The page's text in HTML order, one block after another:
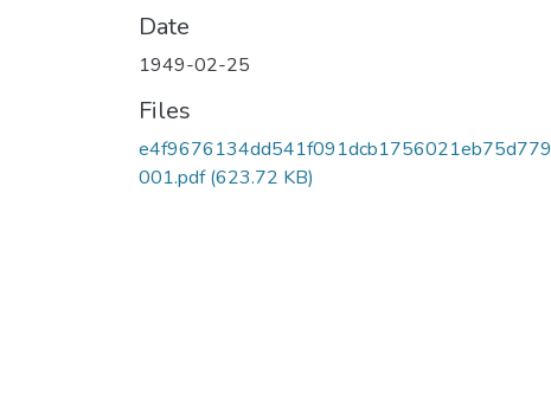
Date
1949-02-25
Files
e4f9676134dd541f091dcb1756021eb75d779
001.pdf(623.72 KB)